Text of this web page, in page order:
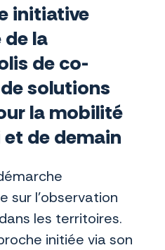
initiative
de la
de co-
solutions
la mobilité
et de demain
sur l’observation
les territoires.
initiée via son